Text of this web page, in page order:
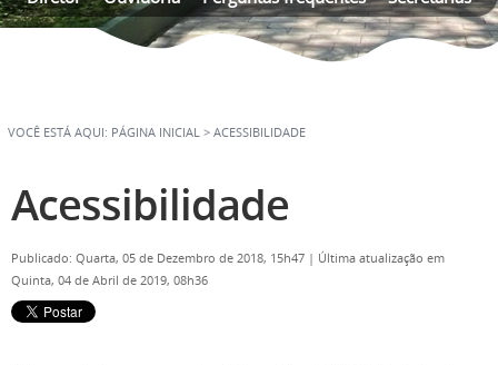
VOCÊ ESTÁ AQUI: PÁGINA INICIAL > ACESSIBILIDADE
Acessibilidade
Publicado: Quarta, 05 de Dezembro de 2018, 15h47 | Última atualização em
Quinta, 04 de Abril de 2019, 08h36